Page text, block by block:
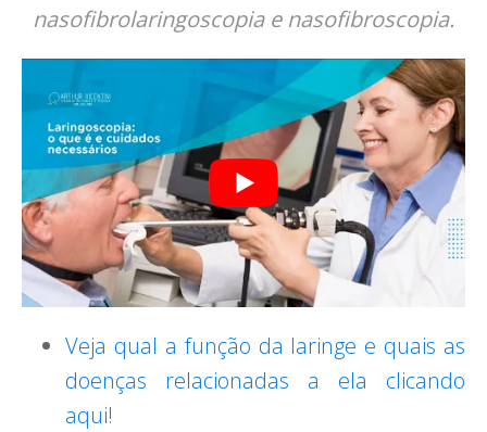
nasofibrolaringoscopia e nasofibroscopia.
Veja qual a função da laringe e quais as
doenças relacionadas a ela clicando
aqui!